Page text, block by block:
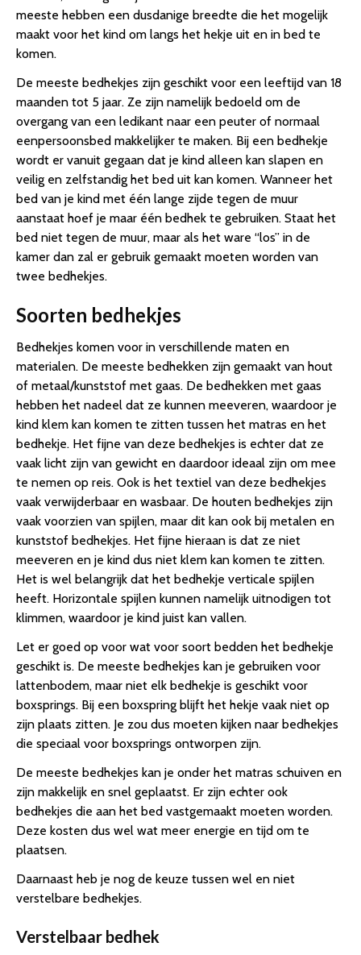
meeste hebben een dusdanige breedte die het mogelijk
maakt voor het kind om langs het hekje uit en in bed te
komen.
De meeste bedhekjes zijn geschikt voor een leeftijd van 18
maanden tot 5 jaar. Ze zijn namelijk bedoeld om de
overgang van een ledikant naar een peuter of normaal
eenpersoonsbed makkelijker te maken. Bij een bedhekje
wordt er vanuit gegaan dat je kind alleen kan slapen en
veilig en zelfstandig het bed uit kan komen. Wanneer het
bed van je kind met één lange zijde tegen de muur
aanstaat hoef je maar één bedhek te gebruiken. Staat het
bed niet tegen de muur, maar als het ware “los” in de
kamer dan zal er gebruik gemaakt moeten worden van
twee bedhekjes.
Soorten bedhekjes
Bedhekjes komen voor in verschillende maten en
materialen. De meeste bedhekken zijn gemaakt van hout
of metaal/kunststof met gaas. De bedhekken met gaas
hebben het nadeel dat ze kunnen meeveren, waardoor je
kind klem kan komen te zitten tussen het matras en het
bedhekje. Het fijne van deze bedhekjes is echter dat ze
vaak licht zijn van gewicht en daardoor ideaal zijn om mee
te nemen op reis. Ook is het textiel van deze bedhekjes
vaak verwijderbaar en wasbaar. De houten bedhekjes zijn
vaak voorzien van spijlen, maar dit kan ook bij metalen en
kunststof bedhekjes. Het fijne hieraan is dat ze niet
meeveren en je kind dus niet klem kan komen te zitten.
Het is wel belangrijk dat het bedhekje verticale spijlen
heeft. Horizontale spijlen kunnen namelijk uitnodigen tot
klimmen, waardoor je kind juist kan vallen.
Let er goed op voor wat voor soort bedden het bedhekje
geschikt is. De meeste bedhekjes kan je gebruiken voor
lattenbodem, maar niet elk bedhekje is geschikt voor
boxsprings. Bij een boxspring blijft het hekje vaak niet op
zijn plaats zitten. Je zou dus moeten kijken naar bedhekjes
die speciaal voor boxsprings ontworpen zijn.
De meeste bedhekjes kan je onder het matras schuiven en
zijn makkelijk en snel geplaatst. Er zijn echter ook
bedhekjes die aan het bed vastgemaakt moeten worden.
Deze kosten dus wel wat meer energie en tijd om te
plaatsen.
Daarnaast heb je nog de keuze tussen wel en niet
verstelbare bedhekjes.
Verstelbaar bedhek